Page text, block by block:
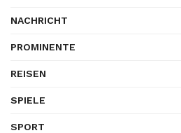
NACHRICHT
PROMINENTE
REISEN
SPIELE
SPORT